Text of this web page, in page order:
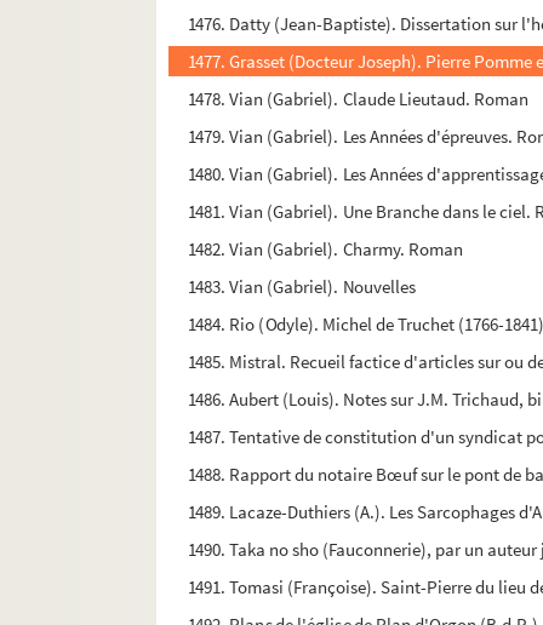
1476. Datty (Jean-Baptiste). Dissertation sur
1477. Grasset (Docteur Joseph). Pierre Pomme
1478. Vian (Gabriel). Claude Lieutaud. Roman
1479. Vian (Gabriel). Les Années d'épreuves.
1480. Vian (Gabriel). Les Années
1481. Vian (Gabriel). Une Branche dans le ciel.
1482. Vian (Gabriel). Charmy. Roman
1483. Vian (Gabriel). Nouvelles
1484. Rio (Odyle). Michel de Truchet (1766-
1485. Mistral. Recueil factice d'articles sur ou
1486. Aubert (Louis). Notes sur J.M. Trichaud,
1487. Tentative de constitution d'un syndicat
1488. Rapport du notaire Bœuf sur le pont de
1489. Lacaze-Duthiers (A.). Les Sarcophages
1490. Taka no sho (Fauconnerie), par un
1491. Tomasi (Françoise). Saint-Pierre du lieu